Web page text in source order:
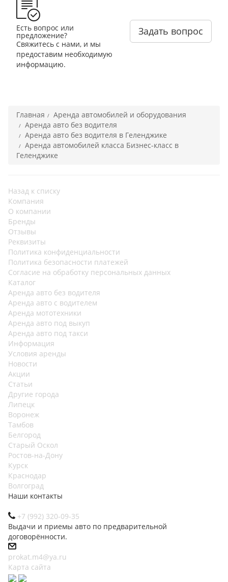
Есть вопрос или
предложение?
Свяжитесь с нами, и мы
предоставим необходимую
информацию.
Задать вопрос
Главная
Аренда автомобилей и оборудования
Аренда авто без водителя
Аренда авто без водителя в Геленджике
Аренда автомобилей класса Бизнес-класс в
Геленджике
Назад к списку
Компания
О компании
Бренды
Отзывы
Реквизиты
Политика конфиденциальности
Политика безопасности платежей
Согласие на обработку персональных данных
Каталог
Аренда авто без водителя
Аренда авто с водителем
Аренда мототехники
Аренда авто под выкуп
Аренда авто под такси
Информация
Условия аренды
Новости
Акции
Статьи
Другие города
Липецк
Воронеж
Тамбов
Белгород
Старый Оскол
Ростов-на-Дону
Курск
Краснодар
Волгоград
Наши контакты
+7 (992) 320-09-35
Выдачи и приемы авто по предварительной
договорённости.
prokat.m4@ya.ru
Карта сайта